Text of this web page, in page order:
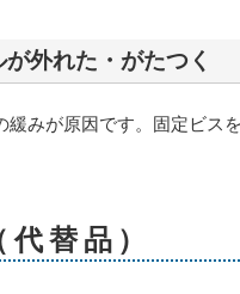
外れた・がたつく
緩みが原因です。固定ビス
替品）